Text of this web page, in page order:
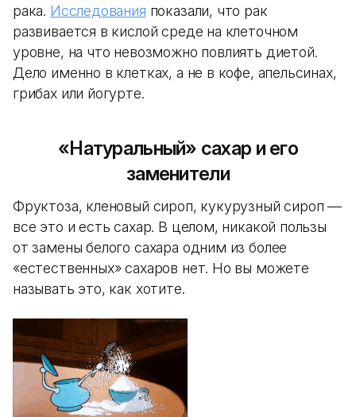
рака. Исследования показали, что рак
развивается в кислой среде на клеточном
уровне, на что невозможно повлиять диетой.
Дело именно в клетках, а не в кофе, апельсинах,
грибах или йогурте.
«Натуральный» сахар и его
заменители
Фруктоза, кленовый сироп, кукурузный сироп —
все это и есть сахар. В целом, никакой пользы
от замены белого сахара одним из более
«естественных» сахаров нет. Но вы можете
называть это, как хотите.